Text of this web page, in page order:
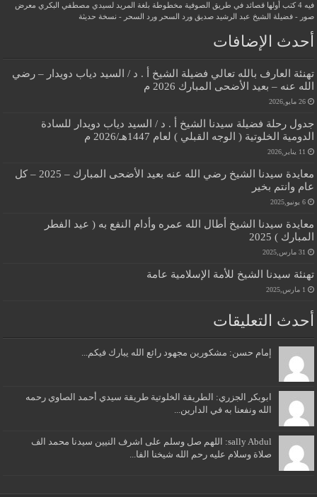
فيه 4 كتب أولها قصائد في طريق الصوفية
مخطوطة بلغة المريد لسيدي مصطفي البكري معرض
صور - فضيلة الشيخ عبد الرشيد صديق
ورد السحر ورد السحر - نسخة حديثة
أحدث الإضافات
تهنئة العارف بالله تعالي فضيلة الشيخ أ . د / السيد دياب دويدار – رضي
الله عنه – بعيد الأضحى المبارك 2026 م
26 مايو,2026
جدول رحلة فضيلة سيدنا الشيخ أ . د / السيد دياب دويدار للسادة
الدومية الخلوتية ( الوجه القبلي ) لعام 1447هـ/2026 م
11 يناير,2026
معايدة سيدنا الشيخ رضي الله عنه بعيد الأضحى المبارك – 2025 – كل
عام وانتم بخير
6 يونيو,2025
معايدة سيدنا الشيخ أطال الله عمره وأدام النفع به ( عيد الفطر
المبارك ) 2025
31 مارس,2025
تهنئة سيدنا الشيخ للأمة الإسلامية عامة
1 مارس,2025
أحدث التعليقات
إمام حسن: مشكورين مجهود رائع الله يبارك فيكم...
ابوبكر الجزري: الطريقة الخلوتية طريقة سيدي أحمد الصاوي رحمه
الله ونفعنا به في الدارين...
sally Abdul: اللهم صل وسلم على اشرف النيين سيدنا محمد الف
صلاة وسلام عليه رحم الله شيخنا الفا...